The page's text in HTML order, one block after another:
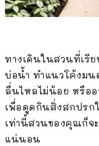
ทางเดินในสวนที่เรี
บ่อน้ำ ทำแนวโค้งมน
ลื่นไหลไม่น้อย หรืออ
เพื่อดูดกินสิ่งสกปรก
เท่านี้สวนของคุณก็จะ
แน่นอน